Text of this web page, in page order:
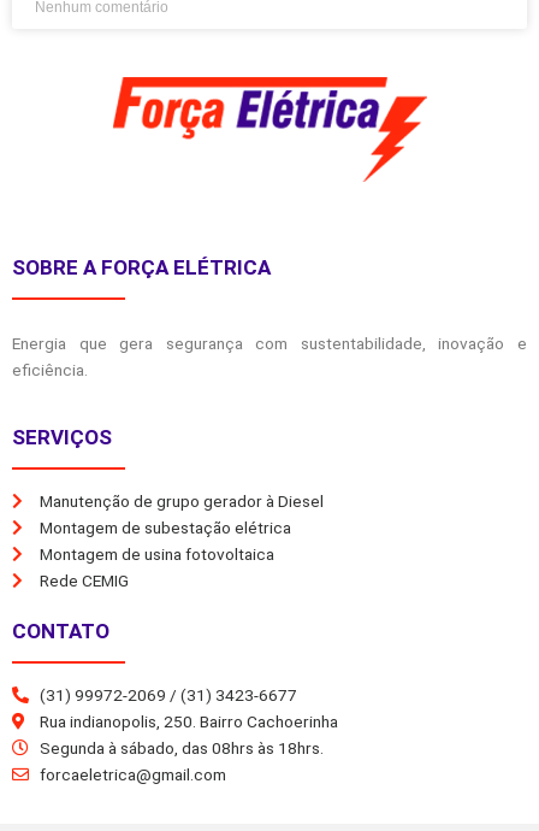
Nenhum comentário
SOBRE A FORÇA ELÉTRICA
Energia que gera segurança com sustentabilidade, inovação e
eficiência.
SERVIÇOS
Manutenção de grupo gerador à Diesel
Montagem de subestação elétrica
Montagem de usina fotovoltaica
Rede CEMIG
CONTATO
(31) 99972-2069 / (31) 3423-6677
Rua indianopolis, 250. Bairro Cachoerinha
Segunda à sábado, das 08hrs às 18hrs.
forcaeletrica@gmail.com